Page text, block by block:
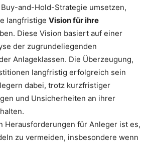
and-Hold-Strategie umsetzen,
langfristige Vision für ihre
Diese Vision basiert auf einer
der zugrundeliegenden
Anlageklassen. Die Überzeugung,
langfristig erfolgreich sein
dabei, trotz kurzfristiger
und Unsicherheiten an ihrer
Herausforderungen für Anleger ist es,
zu vermeiden, insbesondere wenn